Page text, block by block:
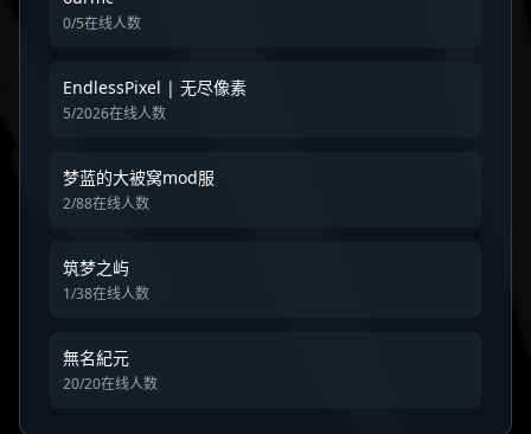
0/5在线人数
EndlessPixel | 无尽像素
5/2026在线人数
梦蓝的大被窝mod服
2/88在线人数
筑梦之屿
1/38在线人数
無名紀元
20/20在线人数